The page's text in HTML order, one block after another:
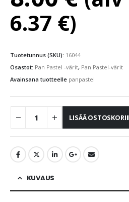
6.37 €)
Tuotetunnus (SKU): 16044
Osastot: Pan Pastel -värit, Pan Pastel-värit
Avainsana tuotteelle panpastel
LISÄÄ
KUVAUS